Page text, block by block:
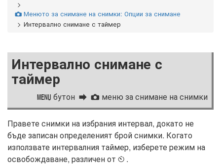
C Менюто за снимане на снимки: Опции за снимане
Интервално снимане с таймер
Интервално снимане с
таймер
G бутон C меню за снимане на снимки
Правете снимки на избрания интервал, докато не
бъде записан определеният брой снимки. Когато
използвате интервалния таймер, изберете режим на
освобождаване, различен от E .